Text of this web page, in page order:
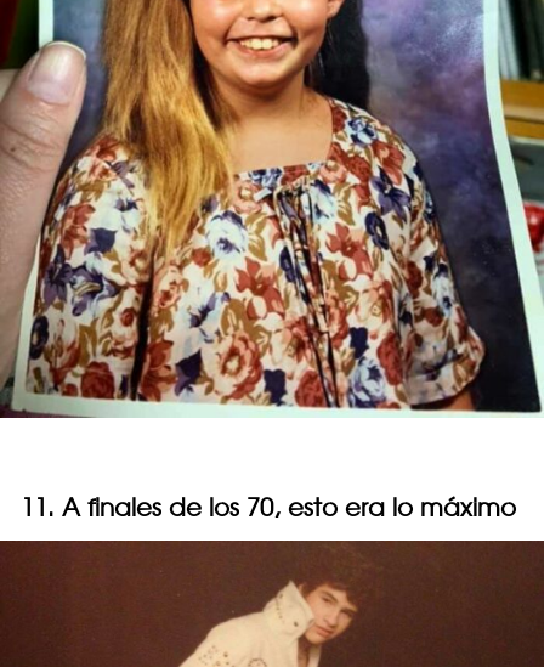
11. A finales de los 70, esto era lo máximo